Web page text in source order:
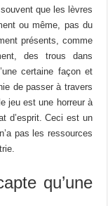
que les lèvres
ou même, pas du
présents, comme
des trous dans
certaine façon et
de passer à travers
jeu est une horreur à
d’esprit. Ceci est un
pas les ressources
qu’une